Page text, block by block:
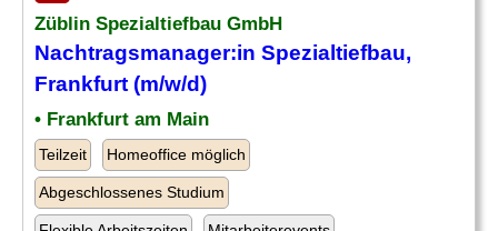
Züblin Spezialtiefbau GmbH
Nachtragsmanager:in Spezialtiefbau,
Frankfurt (m/w/d)
• Frankfurt am Main
Teilzeit Homeoffice möglich
Abgeschlossenes Studium